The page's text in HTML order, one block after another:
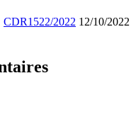
CDR1522/2022 12/10/2022